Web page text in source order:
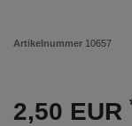
Artikelnummer 10657
2,50 EUR